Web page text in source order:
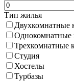
Тип жилья
Двухкомнатные
Однокомнатные
Трехкомнатные
Студия
Хостелы
Турбазы